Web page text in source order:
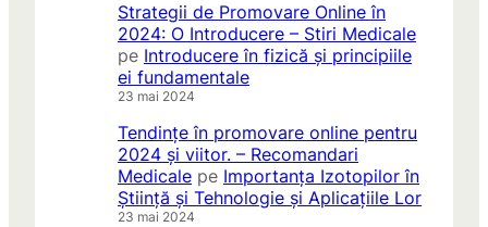
Strategii de Promovare Online în
2024: O Introducere – Stiri Medicale
pe Introducere în fizică și principiile
ei fundamentale
23 mai 2024
Tendințe în promovare online pentru
2024 și viitor. – Recomandari
Medicale pe Importanța Izotopilor în
Știință și Tehnologie și Aplicațiile Lor
23 mai 2024